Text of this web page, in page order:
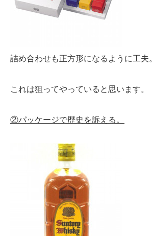
詰め合わせも正方形になるように工夫。
これは狙ってやっていると思います。
②パッケージで歴史を訴える。